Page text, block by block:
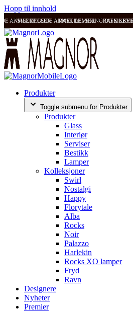
Hopp til innhold
ANMELDELSER RASK LEVERING OG
SVÆRT GODE ANMELDELSER RASK
Produkter
Toggle submenu for Produkter
Produkter
Glass
Interiør
Serviser
Bestikk
Lamper
Kolleksjoner
Swirl
Nostalgi
Happy
Florytale
Alba
Rocks
Noir
Palazzo
Harlekin
Rocks XO lamper
Fryd
Ravn
Designere
Nyheter
Premier